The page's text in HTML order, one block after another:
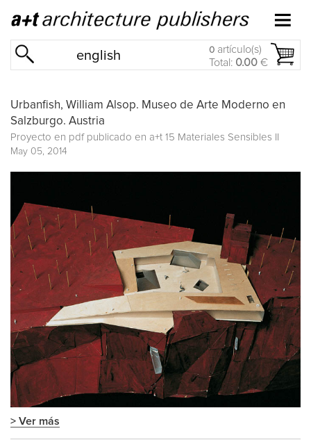
english 0 artículo(s)
Total: 0.00 €
Urbanfish, William Alsop. Museo de Arte Moderno en
Salzburgo. Austria
Proyecto en pdf publicado en a+t 15 Materiales Sensibles II
May 05, 2014
> Ver más